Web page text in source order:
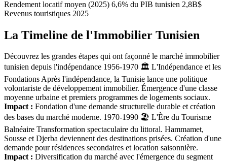
Rendement locatif moyen (2025) 6,6% du PIB tunisien 2,8B$
Revenus touristiques 2025
La Timeline de l'Immobilier Tunisien
Découvrez les grandes étapes qui ont façonné le marché immobilier
tunisien depuis l'indépendance 1956-1970 🏛️ L'Indépendance et les
Fondations Après l'indépendance, la Tunisie lance une politique
volontariste de développement immobilier. Émergence d'une classe
moyenne urbaine et premiers programmes de logements sociaux.
Impact : Fondation d'une demande structurelle durable et création
des bases du marché moderne. 1970-1990 🏖️ L'Ère du Tourisme
Balnéaire Transformation spectaculaire du littoral. Hammamet,
Sousse et Djerba deviennent des destinations prisées. Création d'une
demande pour résidences secondaires et location saisonnière.
Impact : Diversification du marché avec l'émergence du segment